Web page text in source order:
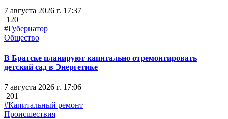
7 августа 2026 г. 17:37
120
#Губернатор
Общество
В Братске планируют капитально отремонтировать
детский сад в Энергетике
7 августа 2026 г. 17:06
201
#Капитальный ремонт
Происшествия